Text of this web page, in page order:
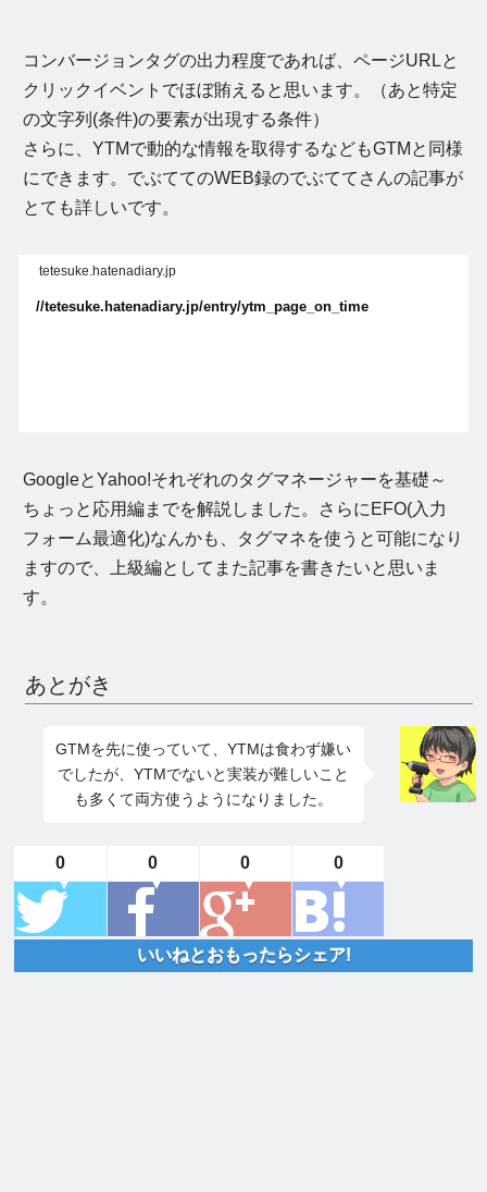
コンバージョンタグの出力程度であれば、ページURLと
クリックイベントでほぼ賄えると思います。（あと特定
の文字列(条件)の要素が出現する条件）
さらに、YTMで動的な情報を取得するなどもGTMと同様
にできます。でぶててのWEB録のでぶててさんの記事が
とても詳しいです。
tetesuke.hatenadiary.jp
//tetesuke.hatenadiary.jp/entry/ytm_page_on_time
GoogleとYahoo!それぞれのタグマネージャーを基礎～
ちょっと応用編までを解説しました。さらにEFO(入力
フォーム最適化)なんかも、タグマネを使うと可能になり
ますので、上級編としてまた記事を書きたいと思いま
す。
あとがき
GTMを先に使っていて、YTMは食わず嫌い
でしたが、YTMでないと実装が難しいこと
も多くて両方使うようになりました。
0 0 0 0
いいねとおもったらシェア!